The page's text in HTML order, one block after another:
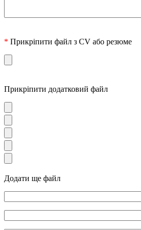
* Прикріпити файл з CV або резюме
Прикріпити додатковий файл
Додати ще файл